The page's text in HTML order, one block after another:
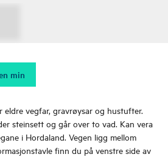
min
vegfar, gravrøysar og hustufter.
steinsett og går over to vad. Kan vera
i Hordaland. Vegen ligg mellom
finn du på venstre side av